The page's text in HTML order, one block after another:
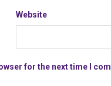
Website
for the next time I